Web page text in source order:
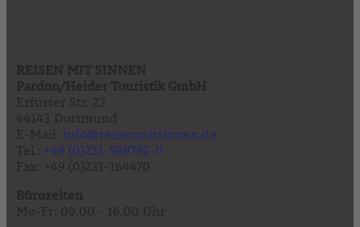
info@reisenmitsinnen.de
+49 (0)231-589792-0